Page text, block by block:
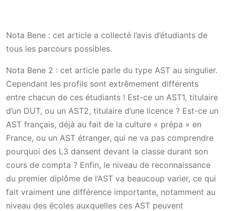
Nota Bene : cet article a collecté l’avis d’étudiants de
tous les parcours possibles.
Nota Bene 2 : cet article parle du type AST au singulier.
Cependant les profils sont extrêmement différents
entre chacun de ces étudiants ! Est-ce un AST1, titulaire
d’un DUT, ou un AST2, titulaire d’une licence ? Est-ce un
AST français, déjà au fait de la culture « prépa » en
France, ou un AST étranger, qui ne va pas comprendre
pourquoi des L3 dansent devant la classe durant son
cours de compta ? Enfin, le niveau de reconnaissance
du premier diplôme de l’AST va beaucoup varier, ce qui
fait vraiment une différence importante, notamment au
niveau des écoles auxquelles ces AST peuvent